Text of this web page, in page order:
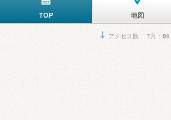
TOP 地図
アクセス数 7月： 96